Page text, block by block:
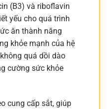
(B3) và riboflavin
yếu cho quá trình
ăn thành năng
khỏe mạnh của hệ
quá dồi dào
cường sức khỏe
cung cấp sắt, giúp